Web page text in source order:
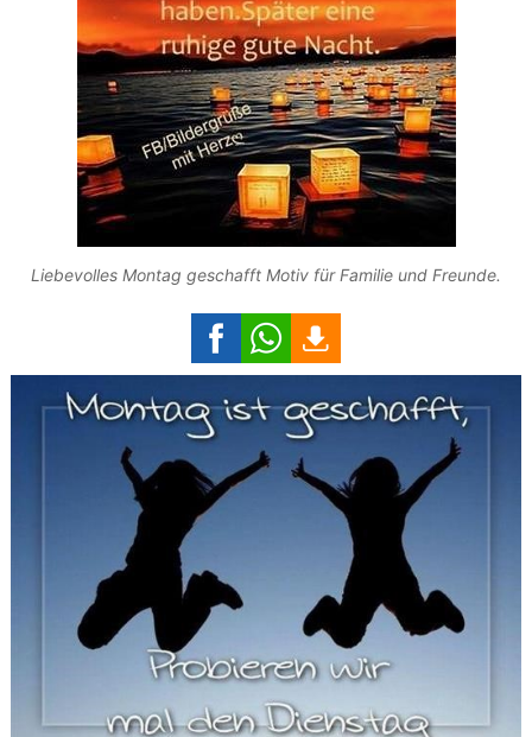
Liebevolles Montag geschafft Motiv für Familie und Freunde.